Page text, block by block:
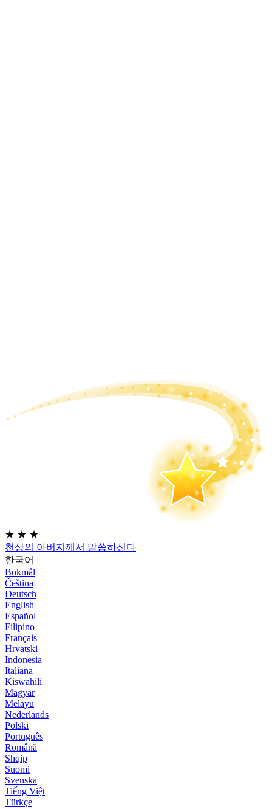
★ ★ ★
천상의 아버지께서 말씀하신다
한국어
Bokmål
Čeština
Deutsch
English
Español
Filipino
Français
Hrvatski
Indonesia
Italiana
Kiswahili
Magyar
Melayu
Nederlands
Polski
Português
Română
Shqip
Suomi
Svenska
Tiếng Việt
Türkçe